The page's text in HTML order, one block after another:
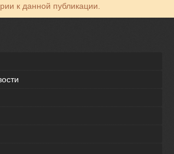
к данной публикации.